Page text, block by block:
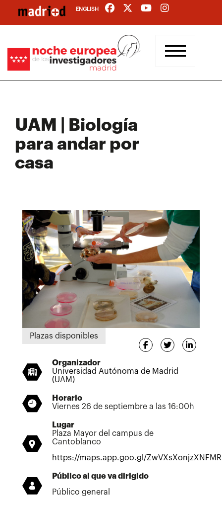
contenido
ENGLISH
UAM | Biología
para andar por
casa
Plazas disponibles
Organizador
Universidad Autónoma de Madrid
(UAM)
Horario
Viernes 26 de septiembre a las 16:00h
Lugar
Plaza Mayor del campus de
Cantoblanco
https://maps.app.goo.gl/
Público al que va dirigido
Público general